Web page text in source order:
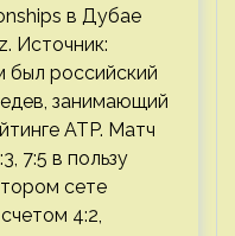
в Дубае
Источник:
был российский
занимающий
ATP. Матч
7:5 в пользу
сете
4:2,